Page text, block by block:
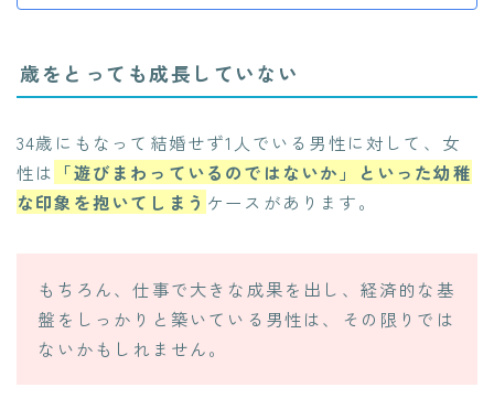
歳をとっても成長していない
34歳にもなって結婚せず1人でいる男性に対して、女
性は 「遊びまわっているのではないか」といった幼稚
な印象を抱いてしまう ケースがあります。
もちろん、仕事で大きな成果を出し、経済的な基
盤をしっかりと築いている男性は、その限りでは
ないかもしれません。